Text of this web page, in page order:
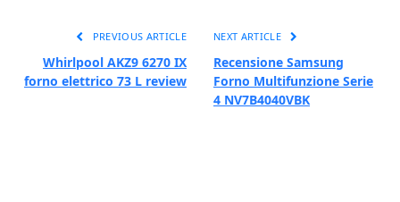
PREVIOUS ARTICLE
Whirlpool AKZ9 6270 IX
forno elettrico 73 L review
NEXT ARTICLE
Recensione Samsung
Forno Multifunzione Serie
4 NV7B4040VBK